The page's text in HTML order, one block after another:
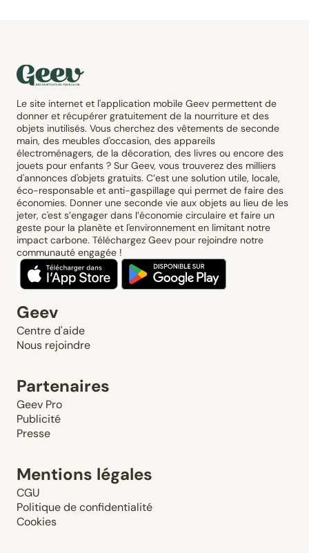
Le site internet et l'application mobile Geev permettent de
donner et récupérer gratuitement de la nourriture et des
objets inutilisés. Vous cherchez des vêtements de seconde
main, des meubles d'occasion, des appareils
électroménagers, de la décoration, des livres ou encore des
jouets pour enfants ? Sur Geev, vous trouverez des milliers
d'annonces d'objets gratuits. C’est une solution utile, locale,
éco-responsable et anti-gaspillage qui permet de faire des
économies. Donner une seconde vie aux objets au lieu de les
jeter, c'est s’engager dans l’économie circulaire et faire un
geste pour la planète et l'environnement en limitant notre
impact carbone. Téléchargez Geev pour rejoindre notre
communauté engagée !
Geev
Centre d'aide
Nous rejoindre
Partenaires
Geev Pro
Publicité
Presse
Mentions légales
CGU
Politique de confidentialité
Cookies